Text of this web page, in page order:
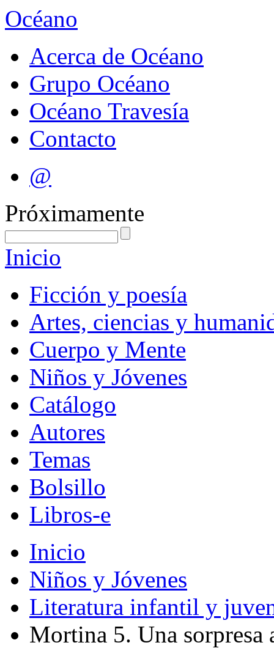
Océano
Acerca de Océano
Grupo Océano
Océano Travesía
Contacto
@
Próximamente
Inicio
Ficción y poesía
Artes, ciencias y
Cuerpo y Mente
Niños y Jóvenes
Catálogo
Autores
Temas
Bolsillo
Libros-e
Inicio
Niños y Jóvenes
Literatura infantil y
Mortina 5. Una sorpresa